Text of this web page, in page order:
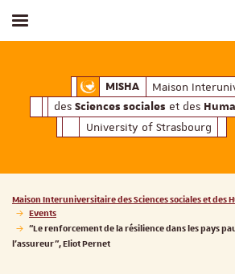
MISHAMaison
Maison
des Sciences sociales et des
University of Strasbourg
Toggle menu
Vous êtes ici :
Maison Interuniversitaire des Sciences sociales et des
Events
"Le renforcement de la résilience dans les pays
l’assureur", Eliot Pernet